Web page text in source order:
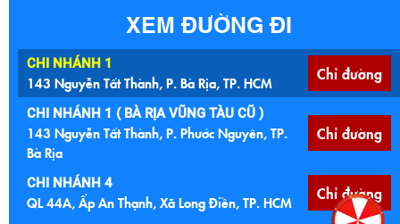
XEM ĐƯỜNG ĐI
CHI NHÁNH 1
143 Nguyễn Tất Thành, P. Bà Rịa, TP. HCM Chỉ đường
CHI NHÁNH 1 ( BÀ RỊA VŨNG TÀU CŨ )
143 Nguyễn Tất Thành, P. Phước Nguyên, TP.
Bà Rịa
Chỉ đường
CHI NHÁNH 4
QL 44A, Ấp An Thạnh, Xã Long Điền, TP. HCM Chỉ đường